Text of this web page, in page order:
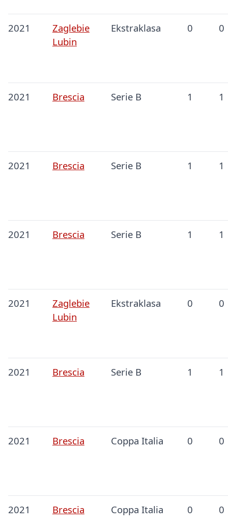
2021
Zaglebie
Lubin
Ekstraklasa 0 0
2021 Brescia Serie B 1 1
2021 Brescia Serie B 1 1
2021 Brescia Serie B 1 1
2021
Zaglebie
Lubin
Ekstraklasa 0 0
2021 Brescia Serie B 1 1
2021 Brescia Coppa Italia 0 0
2021 Brescia Coppa Italia 0 0